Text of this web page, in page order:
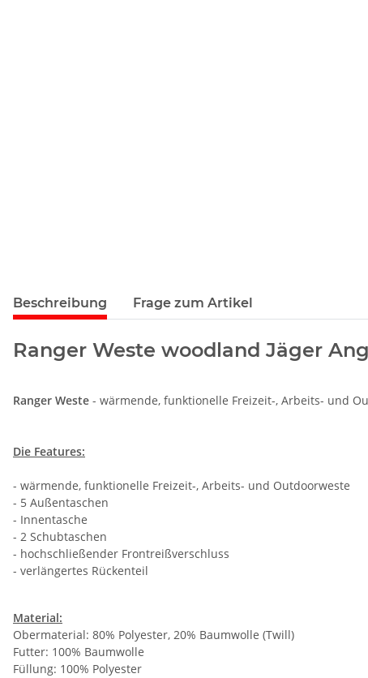
Beschreibung Frage zum Artikel
Ranger Weste woodland Jäger
Ranger Weste - wärmende, funktionelle Freizeit-, Arbeits- und
Die Features:
- wärmende, funktionelle Freizeit-, Arbeits- und Outdoorweste
- 5 Außentaschen
- Innentasche
- 2 Schubtaschen
- hochschließender Frontreißverschluss
- verlängertes Rückenteil
Material:
Obermaterial: 80% Polyester, 20% Baumwolle (Twill)
Futter: 100% Baumwolle
Füllung: 100% Polyester